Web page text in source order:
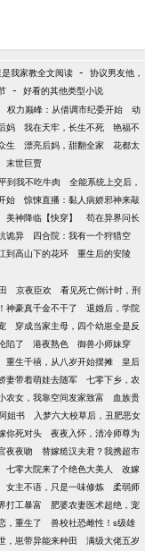
我家教全文阅读 - 协议男友他，
- 好看的其他类型小说
权力巅峰：从借调市纪委开始
动
妈 我在天牢，长生不死
艳福不
生 漂亮后妈，甜翻全家
花都太
末世巨贾
到我不吃牛肉
全能系统上交后，
始
惊悚直播：黏人病娇邪神来敲
美神降临【快穿】
苟在异界问长
诡异
四合院：我有一个狩猎空
到高山下的花环
重生后的安陵
京夜臣欢
看见死亡倒计时，刑
神豪真千金不干了
退婚后，学院
穿成当家主母，四个幼崽全是反
陷了 港夜熟色
御兽小师妹穿
重生千禧，从八岁开始摆摊
皇后
妻带着萌娃去随军
七零下乡，农
农女，我靠空间发家致富
血族贵
姐书
入梦六大校草后，丑肥恶女
你死对头
夜夜入怀，清冷师尊为
夜夜吻
替嫁糙汉夫君？我携超市
七零大院来了个绝色大美人
改嫁
女主不语，只是一味修炼
柔弱师
打工暴富
肥婆农妻医术超绝，宠
，重生了
兽校社恐雌性！s级雄
，崽带异能来种田
满级大佬五岁